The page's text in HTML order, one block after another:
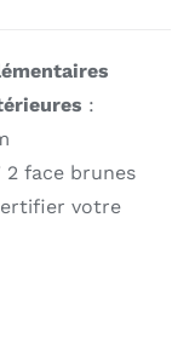
:
2 face brunes
votre